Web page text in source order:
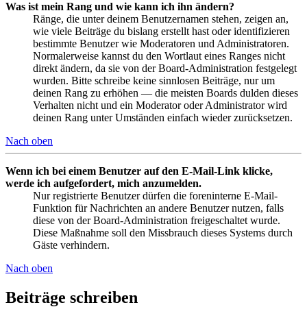
Was ist mein Rang und wie kann ich ihn ändern?
Ränge, die unter deinem Benutzernamen stehen, zeigen an,
wie viele Beiträge du bislang erstellt hast oder identifizieren
bestimmte Benutzer wie Moderatoren und Administratoren.
Normalerweise kannst du den Wortlaut eines Ranges nicht
direkt ändern, da sie von der Board-Administration festgelegt
wurden. Bitte schreibe keine sinnlosen Beiträge, nur um
deinen Rang zu erhöhen — die meisten Boards dulden dieses
Verhalten nicht und ein Moderator oder Administrator wird
deinen Rang unter Umständen einfach wieder zurücksetzen.
Nach oben
Wenn ich bei einem Benutzer auf den E-Mail-Link klicke,
werde ich aufgefordert, mich anzumelden.
Nur registrierte Benutzer dürfen die foreninterne E-Mail-
Funktion für Nachrichten an andere Benutzer nutzen, falls
diese von der Board-Administration freigeschaltet wurde.
Diese Maßnahme soll den Missbrauch dieses Systems durch
Gäste verhindern.
Nach oben
Beiträge schreiben